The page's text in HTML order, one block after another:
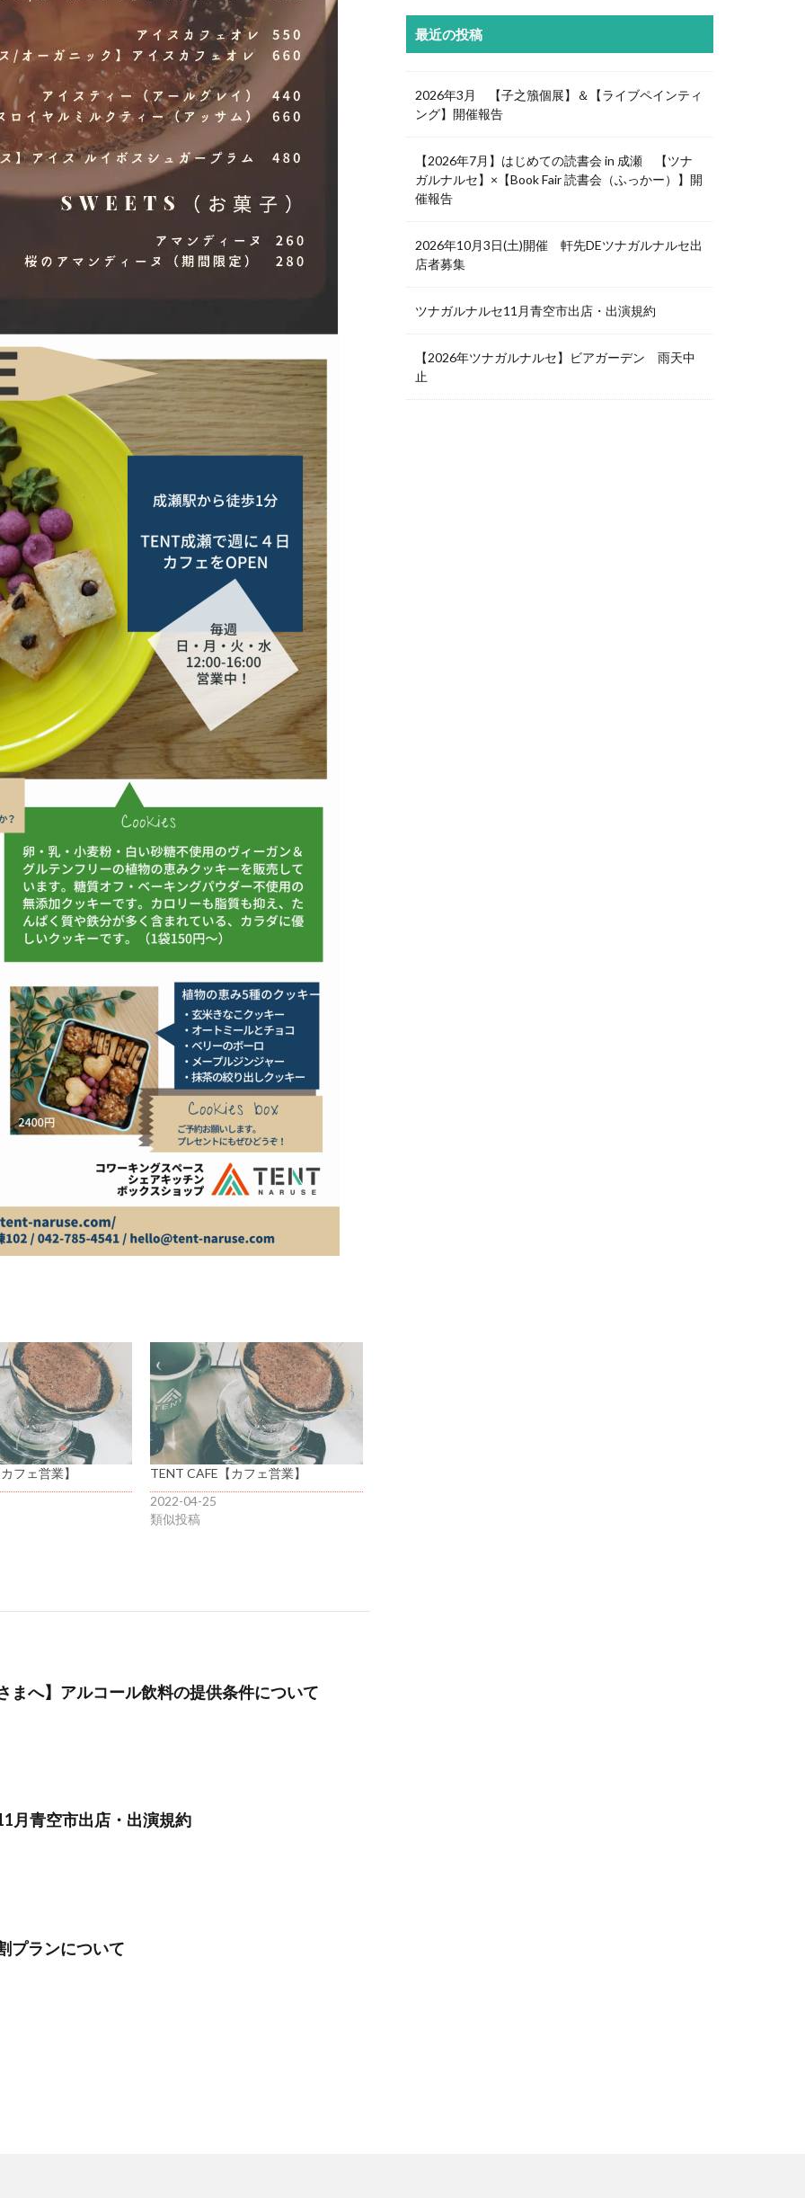
フェ営業】
TENT CAFE【カフェ営業】
2022-04-25
類似投稿
まへ】アルコール飲料の提供条件について
月青空市出店・出演規約
プランについて
最近の投稿
2026年3月 【子之籏個展】＆【ライブペインティ
ング】開催報告
【2026年7月】はじめての読書会 in 成瀬 【ツナ
ガルナルセ】×【Book Fair 読書会（ふっかー）】開
催報告
2026年10月3日(土)開催 軒先DEツナガルナルセ出
店者募集
ツナガルナルセ11月青空市出店・出演規約
【2026年ツナガルナルセ】ビアガーデン 雨天中
止